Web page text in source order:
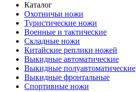
Каталог
Охотничьи ножи
Туристические ножи
Военные и тактические
Складные ножи
Китайские реплики ножей
Выкидные автоматические
Выкидные полуавтоматические
Выкидные фронтальные
Спортивные ножи